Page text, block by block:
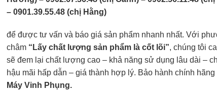
– 0901.39.55.48 (chị Hằng)
để được tư vấn và báo giá sản phẩm nhanh nhất. Với
châm“Lấy chất lượng sản phẩm là cốt lõi”, chúng tôi
sẽ đem lại chất lượng cao – khả năng sử dụng lâu dài –
hậu mãi hấp dẫn – giá thành hợp lý. Bảo hành chính hãng
Máy Vinh Phụng.